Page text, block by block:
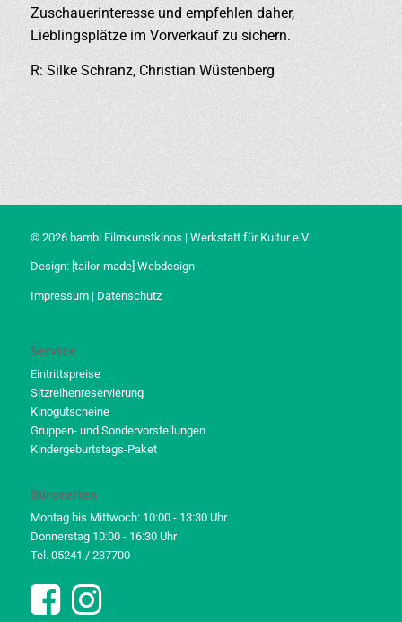
Zuschauerinteresse und empfehlen daher,
Lieblingsplätze im Vorverkauf zu sichern.
R: Silke Schranz, Christian Wüstenberg
© 2026 bambi Filmkunstkinos | Werkstatt für Kultur e.V.
Design: [tailor-made] Webdesign
Impressum| Datenschutz
Service
Eintrittspreise
Sitzreihenreservierung
Kinogutscheine
Gruppen- und Sondervorstellungen
Kindergeburtstags-Paket
Bürozeiten
Montag bis Mittwoch: 10:00 - 13:30 Uhr
Donnerstag 10:00 - 16:30 Uhr
Tel. 05241 / 237700